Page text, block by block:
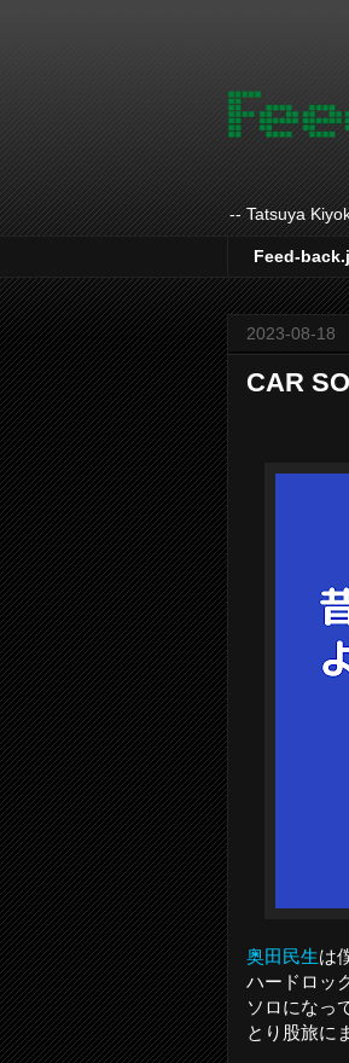
-- Tatsuya
Feed-
2023-08-18
CAR
奥田民生は
ハードロッ
ソロになっ
とり股旅に